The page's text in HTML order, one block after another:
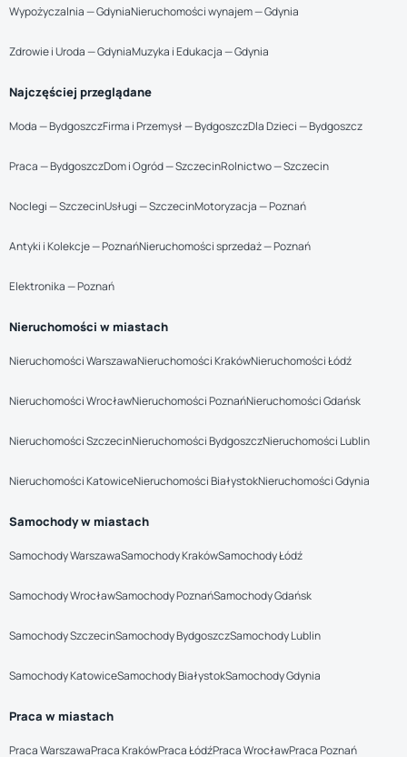
Wypożyczalnia — GdyniaNieruchomości wynajem — Gdynia
Zdrowie i Uroda — GdyniaMuzyka i Edukacja — Gdynia
Najczęściej przeglądane
Moda — BydgoszczFirma i Przemysł — BydgoszczDla Dzieci — Bydgoszcz
Praca — BydgoszczDom i Ogród — SzczecinRolnictwo — Szczecin
Noclegi — SzczecinUsługi — SzczecinMotoryzacja — Poznań
Antyki i Kolekcje — PoznańNieruchomości sprzedaż — Poznań
Elektronika — Poznań
Nieruchomości w miastach
Nieruchomości WarszawaNieruchomości KrakówNieruchomości Łódź
Nieruchomości WrocławNieruchomości PoznańNieruchomości Gdańsk
Nieruchomości SzczecinNieruchomości BydgoszczNieruchomości Lublin
Nieruchomości KatowiceNieruchomości BiałystokNieruchomości Gdynia
Samochody w miastach
Samochody WarszawaSamochody KrakówSamochody Łódź
Samochody WrocławSamochody PoznańSamochody Gdańsk
Samochody SzczecinSamochody BydgoszczSamochody Lublin
Samochody KatowiceSamochody BiałystokSamochody Gdynia
Praca w miastach
Praca WarszawaPraca KrakówPraca ŁódźPraca WrocławPraca Poznań